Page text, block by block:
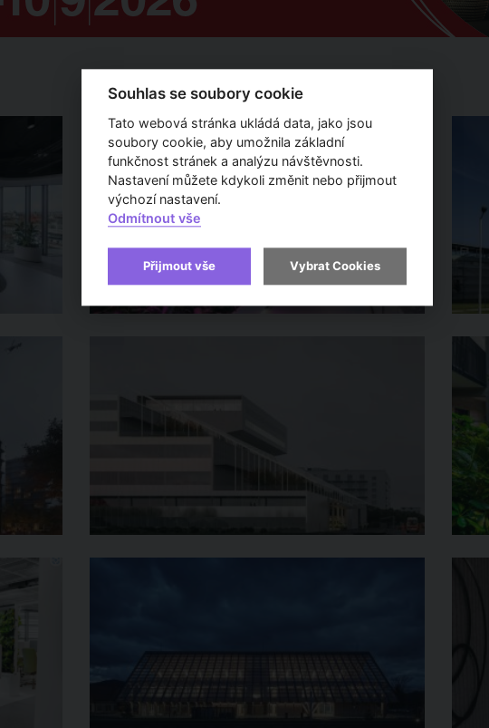
Fotogalerie
Souhlas se soubory cookie
Tato webová stránka ukládá data, jako jsou
soubory cookie, aby umožnila základní
funkčnost stránek a analýzu návštěvnosti.
Nastavení můžete kdykoli změnit nebo přijmout
výchozí nastavení.
Odmítnout vše
Přijmout vše Vybrat Cookies